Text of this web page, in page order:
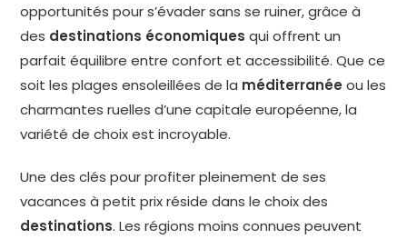
opportunités pour s’évader sans se ruiner, grâce à
des destinations économiques qui offrent un
parfait équilibre entre confort et accessibilité. Que ce
soit les plages ensoleillées de la méditerranée ou les
charmantes ruelles d’une capitale européenne, la
variété de choix est incroyable.
Une des clés pour profiter pleinement de ses
vacances à petit prix réside dans le choix des
destinations. Les régions moins connues peuvent